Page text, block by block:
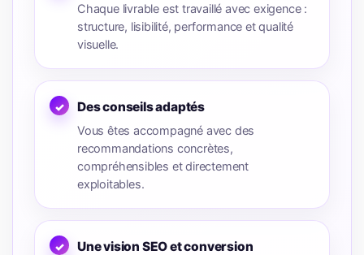
Chaque livrable est travaillé avec exigence :
structure, lisibilité, performance et qualité
visuelle.
Des conseils adaptés
Vous êtes accompagné avec des
recommandations concrètes,
compréhensibles et directement
exploitables.
Une vision SEO et conversion